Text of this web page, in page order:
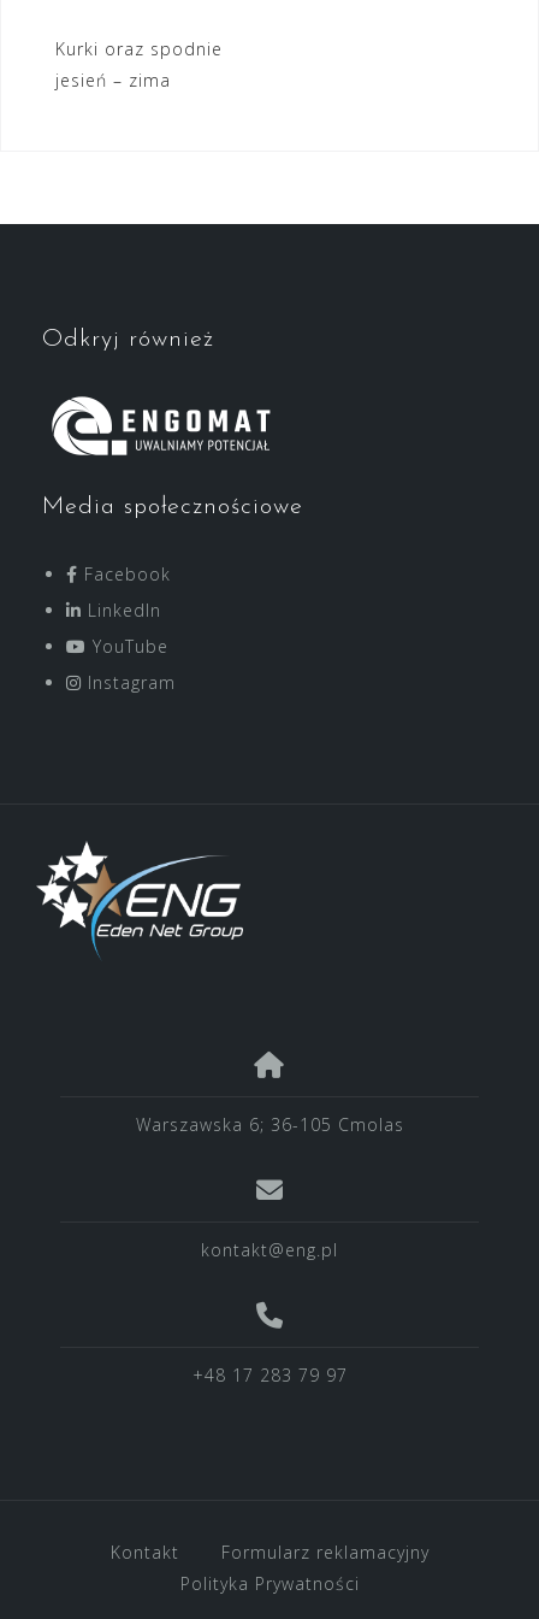
Nawigacja
wpisu
Kurki oraz spodnie
jesień – zima
Odkryj również
Media społecznościowe
Facebook
LinkedIn
YouTube
Instagram
Warszawska 6; 36-105 Cmolas
kontakt@eng.pl
+48 17 283 79 97
Kontakt
Formularz reklamacyjny
Polityka Prywatności